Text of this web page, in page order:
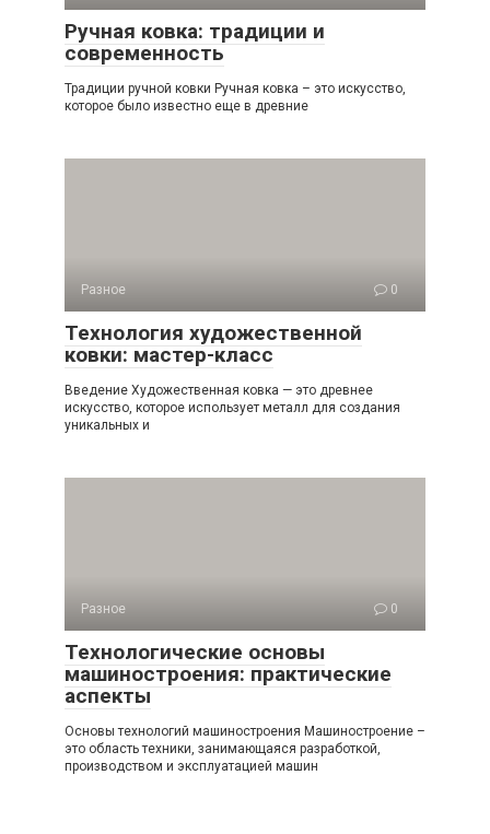
Ручная ковка: традиции и
современность
Традиции ручной ковки Ручная ковка – это искусство,
которое было известно еще в древние
Разное 0
Технология художественной
ковки: мастер-класс
Введение Художественная ковка — это древнее
искусство, которое использует металл для создания
уникальных и
Разное 0
Технологические основы
машиностроения: практические
аспекты
Основы технологий машиностроения Машиностроение –
это область техники, занимающаяся разработкой,
производством и эксплуатацией машин